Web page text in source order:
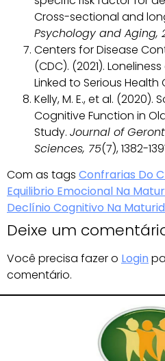
Cross-sectional and
Psychology and Aging,
Centers for Disease
(CDC). (2021).
Linked to Serious Health
Kelly, M. E., et al.
Cognitive Function in
Study. Journal of
Sciences, 75(7), 1382-
Com as tags Confrarias Do
Equilibrio Emocional Na
Declínio Cognitivo Na
Deixe um
Você precisa fazer o Login
comentário.